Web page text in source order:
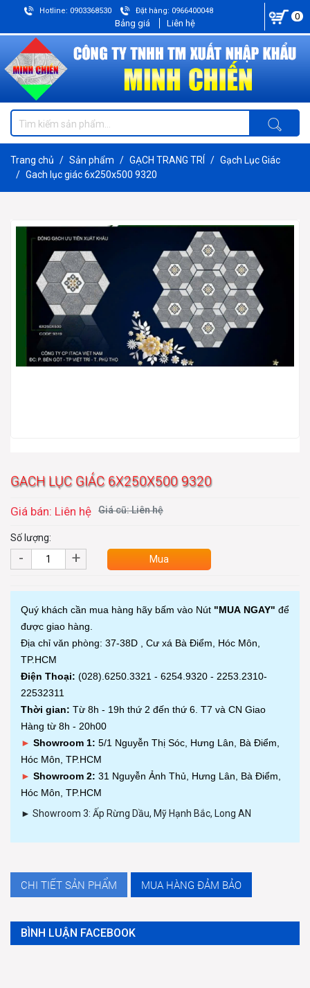
Hotline: 0903368530 Đặt hàng: 0966400048
0
Bảng giá Liên hệ
Trang chủ Sản phẩm GẠCH TRANG TRÍ
Gạch Lục Giác
Gach lục giác 6x250x500 9320
GACH LỤC GIÁC 6X250X500 9320
Giá bán: Liên hệ Giá cũ: Liên hệ
Số lượng:
- + Mua
Quý khách cần mua hàng hãy bấm vào Nút "MUA NGAY" để
được giao hàng.
Địa chỉ văn phòng: 37-38D , Cư xá Bà Điểm, Hóc Môn,
TP.HCM
Điện Thoại: (028).6250.3321 - 6254.9320 - 2253.2310-
22532311
Thời gian: Từ 8h - 19h thứ 2 đến thứ 6. T7 và CN Giao
Hàng từ 8h - 20h00
► Showroom 1: 5/1 Nguyễn Thị Sóc, Hưng Lân, Bà Điểm,
Hóc Môn, TP.HCM
► Showroom 2: 31 Nguyễn Ảnh Thủ, Hưng Lân, Bà Điểm,
Hóc Môn, TP.HCM
► Showroom 3: Ấp Rừng Dầu, Mỹ Hạnh Bắc, Long AN
CHI TIẾT SẢN PHẨM MUA HÀNG ĐẢM BẢO
BÌNH LUẬN FACEBOOK